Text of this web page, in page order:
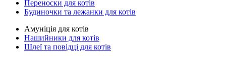
Переноски для котів
Будиночки та лежанки для котів
Амуніція для котів
Нашийники для котів
Шлеї та повідці для котів